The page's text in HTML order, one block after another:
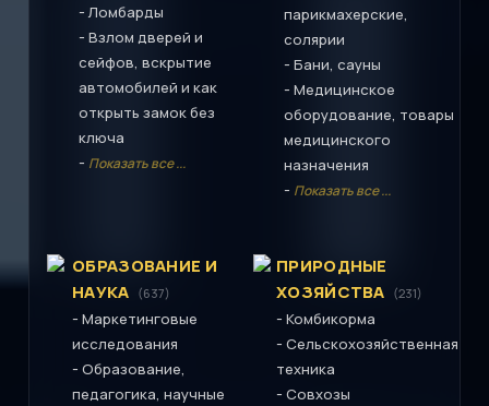
- Ломбарды
- Взлом дверей и
сейфов, вскрытие
автомобилей и как
открыть замок без
ключа
- Показать все ...
парикмахерские,
солярии
- Бани, сауны
- Медицинское
оборудование, товары
медицинского
назначения
- Показать все ...
ОБРАЗОВАНИЕ И
НАУКА (637)
- Маркетинговые
исследования
- Образование,
педагогика, научные
ПРИРОДНЫЕ
ХОЗЯЙСТВА (231)
- Комбикорма
- Сельскохозяйственная
техника
- Совхозы